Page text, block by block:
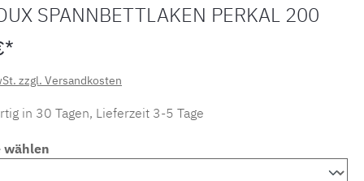
SPANNBETTLAKEN PERKAL 200
zzgl. Versandkosten
in 30 Tagen, Lieferzeit 3-5 Tage
wählen